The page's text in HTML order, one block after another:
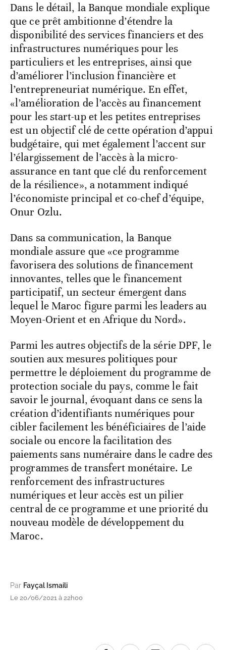
Dans le détail, la Banque mondiale explique
que ce prêt ambitionne d’étendre la
disponibilité des services financiers et des
infrastructures numériques pour les
particuliers et les entreprises, ainsi que
d’améliorer l’inclusion financière et
l’entrepreneuriat numérique. En effet,
«l’amélioration de l’accès au financement
pour les start-up et les petites entreprises
est un objectif clé de cette opération d’appui
budgétaire, qui met également l’accent sur
l’élargissement de l’accès à la micro-
assurance en tant que clé du renforcement
de la résilience», a notamment indiqué
l’économiste principal et co-chef d’équipe,
Onur Ozlu.
Dans sa communication, la Banque
mondiale assure que «ce programme
favorisera des solutions de financement
innovantes, telles que le financement
participatif, un secteur émergent dans
lequel le Maroc figure parmi les leaders au
Moyen-Orient et en Afrique du Nord».
Parmi les autres objectifs de la série DPF, le
soutien aux mesures politiques pour
permettre le déploiement du programme de
protection sociale du pays, comme le fait
savoir le journal, évoquant dans ce sens la
création d’identifiants numériques pour
cibler facilement les bénéficiaires de l’aide
sociale ou encore la facilitation des
paiements sans numéraire dans le cadre des
programmes de transfert monétaire. Le
renforcement des infrastructures
numériques et leur accès est un pilier
central de ce programme et une priorité du
nouveau modèle de développement du
Maroc.
Par Fayçal Ismaili
Le 20/06/2021 à 22h00